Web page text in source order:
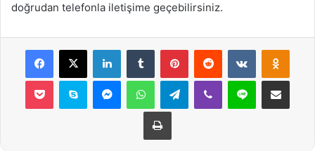
doğrudan telefonla iletişime geçebilirsiniz.
Facebook
X LinkedInTumblr PinterestReddit VKontakte
Pocket Skype MessengerWhatsAppTelegramViber Line E-Posta ile
Yazdır